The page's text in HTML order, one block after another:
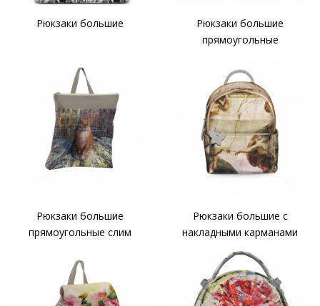
Рюкзаки большие
Рюкзаки большие
прямоугольные
Рюкзаки большие
прямоугольные слим
Рюкзаки большие с
накладными карманами